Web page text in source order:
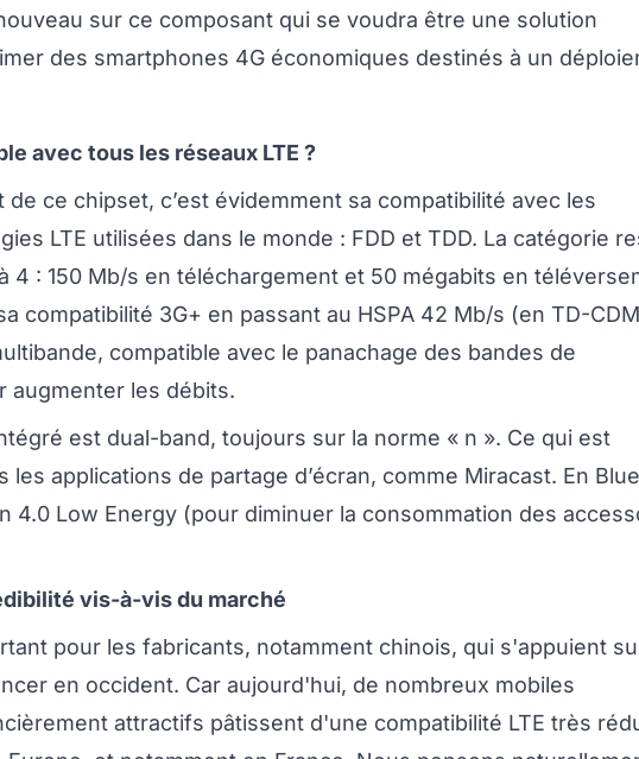
sur ce composant qui se voudra être une solution
des smartphones 4G économiques destinés à un
avec tous les réseaux LTE ?
de ce chipset, c’est évidemment sa compatibilité avec les
LTE utilisées dans le monde : FDD et TDD. La catégorie
4 : 150 Mb/s en téléchargement et 50 mégabits en
compatibilité 3G+ en passant au HSPA 42 Mb/s (en TD-
compatible avec le panachage des bandes de
augmenter les débits.
est dual-band, toujours sur la norme « n ». Ce qui est
applications de partage d’écran, comme Miracast. En
4.0 Low Energy (pour diminuer la consommation des
vis-à-vis du marché
pour les fabricants, notamment chinois, qui s'appuient
en occident. Car aujourd'hui, de nombreux mobiles
attractifs pâtissent d'une compatibilité LTE très